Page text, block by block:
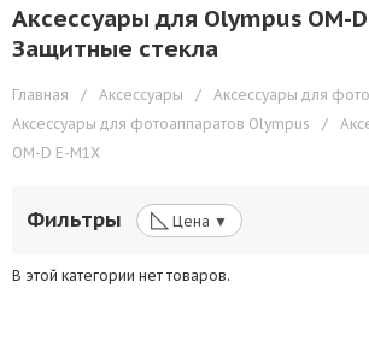
Аксессуары для Olympus OM-D
Защитные стекла
Главная / Аксессуары / Аксессуары для
Аксессуары для фотоаппаратов Olympus
/
OM-D E-M1X
Фильтры ◺ Цена ▼
В этой категории нет товаров.